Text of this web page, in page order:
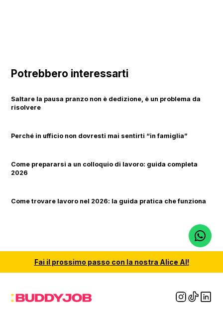
Potrebbero interessarti
Saltare la pausa pranzo non è dedizione, è un problema da
risolvere
Perché in ufficio non dovresti mai sentirti “in famiglia”
Come prepararsi a un colloquio di lavoro: guida completa
2026
Come trovare lavoro nel 2026: la guida pratica che funziona
Fai il prossimo passo con la nostra Alice AI!